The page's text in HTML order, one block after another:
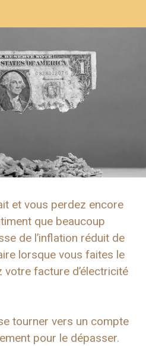
et vous perdez encore
que beaucoup
de l’inflation réduit de
lorsque vous faites le
votre facture d’électricité
tourner vers un compte
pour le dépasser.